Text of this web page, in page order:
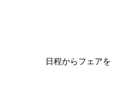
日程からフェアを